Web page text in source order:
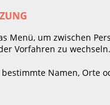
Menü, um zwischen
Vorfahren zu wechseln.
Namen, Orte